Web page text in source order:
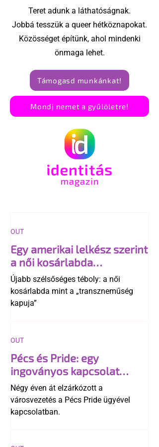
Teret adunk a láthatóságnak.
Jobbá tesszük a queer hétköznapokat.
Közösséget építünk, ahol mindenki
önmaga lehet.
Támogasd munkánkat!
Mondj nemet a gyűlöletre!
Egy amerikai lelkész szerint
a női kosárlabda
transzneműséghez vezet
Újabb szélsőséges téboly: a női
kosárlabda mint a „transzneműség
kapuja”
OUT
Pécs és Pride: egy
ingoványos kapcsolat
története
Négy éven át elzárkózott a
városvezetés a Pécs Pride ügyével
kapcsolatban.
OUT